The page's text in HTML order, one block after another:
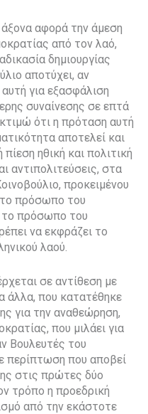
αφορά την άμεση
από τον λαό,
δημιουργίας
αποτύχει, αν
για εξασφάλιση
συναίνεσης σε επτά
ότι η πρόταση αυτή
αποτελεί και
ηθική και πολιτική
αντιπολιτεύσεις, στα
προκειμένου
πρόσωπο του
το πρόσωπο του
να εκφράζει το
λαού.
σε αντίθεση με
άλλα, που κατατέθηκε
για την αναθεώρηση,
που μιλάει για
Βουλευτές του
περίπτωση που αποβεί
στις πρώτες δύο
τρόπο η προεδρική
από την εκάστοτε